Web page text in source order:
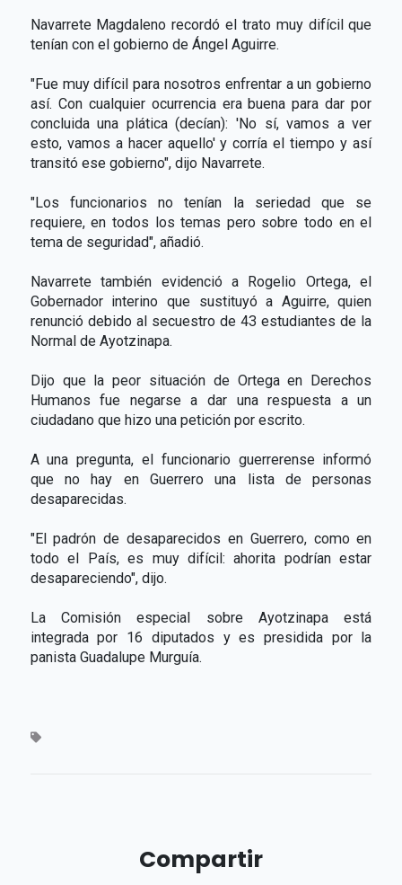
Navarrete Magdaleno recordó el trato muy difícil que
tenían con el gobierno de Ángel Aguirre.
"Fue muy difícil para nosotros enfrentar a un gobierno
así. Con cualquier ocurrencia era buena para dar por
concluida una plática (decían): 'No sí, vamos a ver
esto, vamos a hacer aquello' y corría el tiempo y así
transitó ese gobierno", dijo Navarrete.
"Los funcionarios no tenían la seriedad que se
requiere, en todos los temas pero sobre todo en el
tema de seguridad", añadió.
Navarrete también evidenció a Rogelio Ortega, el
Gobernador interino que sustituyó a Aguirre, quien
renunció debido al secuestro de 43 estudiantes de la
Normal de Ayotzinapa.
Dijo que la peor situación de Ortega en Derechos
Humanos fue negarse a dar una respuesta a un
ciudadano que hizo una petición por escrito.
A una pregunta, el funcionario guerrerense informó
que no hay en Guerrero una lista de personas
desaparecidas.
"El padrón de desaparecidos en Guerrero, como en
todo el País, es muy difícil: ahorita podrían estar
desapareciendo", dijo.
La Comisión especial sobre Ayotzinapa está
integrada por 16 diputados y es presidida por la
panista Guadalupe Murguía.
Compartir